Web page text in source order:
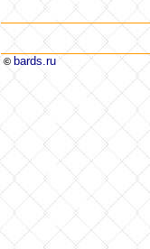
© bards.ru